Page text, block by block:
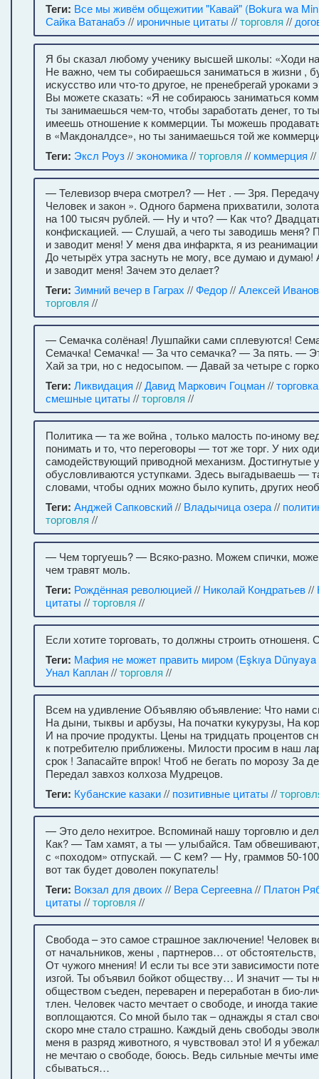
Теги: Все мы живём общежитии "Кавай" (Bokura wa
Сайка Ватанабэ // ироничные цитаты //торговля //
Я бы сказал любому ученику высшей школы: «Ходи на
Не важно, чем ты собираешься заниматься в жизни ,
искусство или что-то другое, не пренебрегай уроками
Вы можете сказать: «Я не собираюсь заниматься
ты занимаешься чем-то, чтобы заработать денег, то
имеешь отношение к коммерции. Ты можешь
в «Макдоналдсе», но ты занимаешься той же
Теги: Эксл Роуз//экономика//торговля // коммерция //
— Телевизор вчера смотрел? — Нет . — Зря.
Человек и закон ». Одного бармена прихватили,
на 100 тысяч рублей. — Ну и что? — Как что?
конфискацией. — Слушай, а чего ты заводишь меня?
и заводит меня! У меня два инфаркта, я из
До четырёх утра заснуть не могу, все думаю и думаю!
и заводит меня! Зачем это делает?
Теги: Зимний вечер в Гаграх //Федор//Алексей
торговля //
— Семачка солёная! Лушпайки сами сплевуются!
Семачка! Семачка! — За что семачка? — За пять. —
Хай за три, но с недосыпом. — Давай за четыре с
Теги: Ликвидация //Давид Маркович Гоцман//
смешные цитаты //торговля //
Политика — та же война , только малость по-иному
понимать и то, что переговоры — тот же торг. У них
самодействующий приводной механизм. Достигнутые
обусловливаются уступками. Здесь выгадываешь —
словами, чтобы одних можно было купить, других
Теги: Анджей Сапковский// Владычица озера//
торговля //
— Чем торгуешь? — Всяко-разно. Можем спички,
чем травят моль.
Теги: Рождённая революцией// Николай Кондратьев//
цитаты //торговля //
Если хотите торговать, то должны строить отношеня.
Теги: Мафия не может править миром (Eşkıya
Унал Каплан//торговля //
Всем на удивление Объявляю объявление: Что нами
На дыни, тыквы и арбузы, На початки кукурузы, На
И на прочие продукты. Цены на тридцать процентов
к потребителю приближены. Милости просим в наш
срок ! Запасайте впрок! Чтоб не бегать по морозу За
Передал завхоз колхоза Мудрецов.
Теги: Кубанские казаки// позитивные цитаты //
— Это дело нехитрое. Вспоминай нашу торговлю и
Как? — Там хамят, а ты — улыбайся. Там
с «походом» отпускай. — С кем? — Ну, граммов 50-
вот так будет доволен покупатель!
Теги: Вокзал для двоих // Вера Сергеевна// Платон
цитаты //торговля //
Свобода – это самое страшное заключение! Человек
от начальников, жены , партнеров… от
От чужого мнения! И если ты все эти зависимости
изгой. Ты объявил бойкот обществу… И значит — ты
обществом съеден, переварен и переработан в био-
тлен. Человек часто мечтает о свободе, и иногда
воплощаются. Со мной было так – однажды я стал
скоро мне стало страшно. Каждый день свободы
меня в разряд животного, я чувствовал это! И я
не мечтаю о свободе, боюсь. Ведь сильные мечты
сбываться…